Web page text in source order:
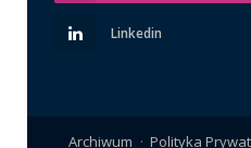
Linkedin
Archiwum Polityka